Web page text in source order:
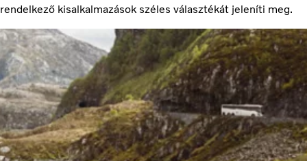
rendelkező kisalkalmazások széles választékát jeleníti meg.